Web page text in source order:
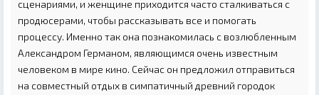
сценариями, и женщине приходится часто сталкиваться с
продюсерами, чтобы рассказывать все и помогать
процессу. Именно так она познакомилась с возлюбленным
Александром Германом, являющимся очень известным
человеком в мире кино. Сейчас он предложил отправиться
на совместный отдых в симпатичный древний городок